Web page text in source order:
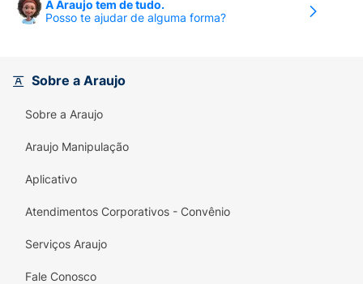
suavidade que torna qualquer refeição ou
Experimente o Biscoito Piraquê Cream
Cracker e eleve suas degustações a um novo
nível. Uma escolha deliciosa que todos vão
A Araujo tem de tudo.
Posso te ajudar de alguma forma?
Sobre a Araujo
Sobre a Araujo
Araujo Manipulação
Aplicativo
Atendimentos Corporativos - Convênio
Serviços Araujo
Fale Conosco